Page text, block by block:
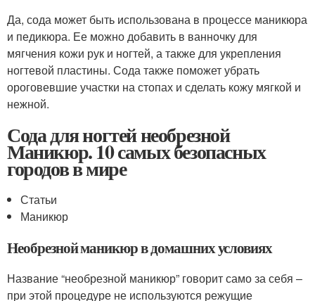
Да, сода может быть использована в процессе маникюра
и педикюра. Ее можно добавить в ванночку для
мягчения кожи рук и ногтей, а также для укрепления
ногтевой пластины. Сода также поможет убрать
ороговевшие участки на стопах и сделать кожу мягкой и
нежной.
Сода для ногтей необрезной
Маникюр. 10 самых безопасных
городов в мире
Статьи
Маникюр
Необрезной маникюр в домашних условиях
Название “необрезной маникюр” говорит само за себя –
при этой процедуре не используются режущие